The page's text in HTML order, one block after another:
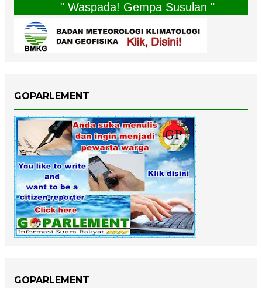
" Waspada! Gempa Susulan "
GOPARLEMENT
GOPARLEMENT